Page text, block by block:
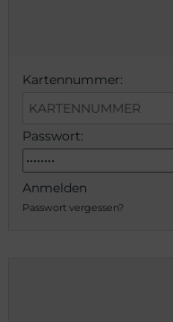
Kartennummer:
Passwort:
Anmelden
Passwort vergessen?